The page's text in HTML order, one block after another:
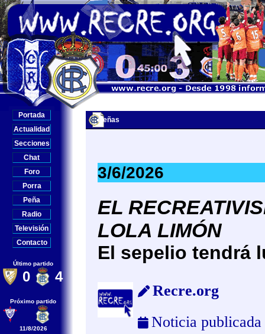
Último partido
0 4
Próximo partido
11/8/2026
Peñas
3/6/2026
EL
LOLA LIMÓN
El sepelio tendrá
Recre.org
Noticia publicada
Portada
Actualidad
Secciones
Chat
Foro
Porra
Peña
Radio
Televisión
Contacto